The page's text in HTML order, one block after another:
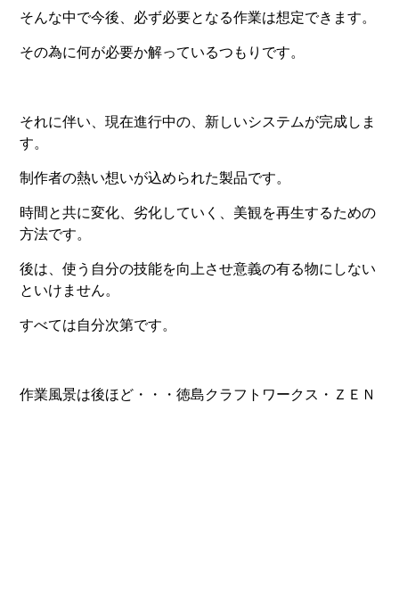
そんな中で今後、必ず必要となる作業は想定できます。
その為に何が必要か解っているつもりです。
それに伴い、現在進行中の、新しいシステムが完成しま
す。
制作者の熱い想いが込められた製品です。
時間と共に変化、劣化していく、美観を再生するための
方法です。
後は、使う自分の技能を向上させ意義の有る物にしない
といけません。
すべては自分次第です。
作業風景は後ほど・・・徳島クラフトワークス・ＺＥＮ